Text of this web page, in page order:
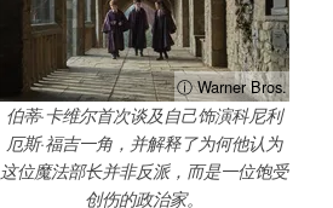
ⓘ Warner Bros.
伯蒂·卡维尔首次谈及自己饰演科尼利
厄斯·福吉一角，并解释了为何他认为
这位魔法部长并非反派，而是一位饱受
创伤的政治家。